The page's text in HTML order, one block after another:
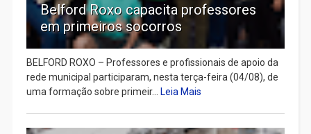
Belford Roxo capacita professores
em primeiros socorros
BELFORD ROXO – Professores e profissionais de apoio da
rede municipal participaram, nesta terça-feira (04/08), de
uma formação sobre primeir... Leia Mais